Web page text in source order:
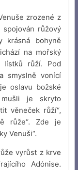
zrozené z
růžový
krásná bohyně
na mořský
lístků růží. Pod
smyslně vonící
oslavu božské
je skryto
věneček růží“,
růže“. Zde je
Venuši“.
vyrůst z krve
Adónise.